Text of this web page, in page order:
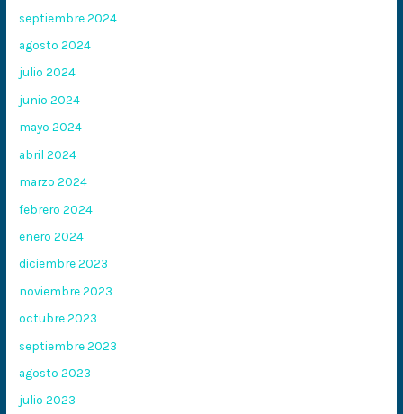
septiembre 2024
agosto 2024
julio 2024
junio 2024
mayo 2024
abril 2024
marzo 2024
febrero 2024
enero 2024
diciembre 2023
noviembre 2023
octubre 2023
septiembre 2023
agosto 2023
julio 2023